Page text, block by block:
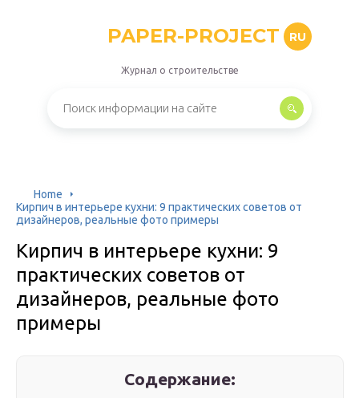
PAPER-PROJECT RU
Журнал о строительстве
Home
Кирпич в интерьере кухни: 9 практических советов от
дизайнеров, реальные фото примеры
Кирпич в интерьере кухни: 9
практических советов от
дизайнеров, реальные фото
примеры
Содержание: